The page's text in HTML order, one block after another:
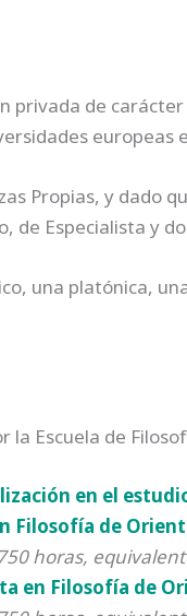
privada de
europeas
Propias, y dado
de Especialista y
una platónica,
la Escuela de
en el
Filosofía de
horas,
en Filosofía de